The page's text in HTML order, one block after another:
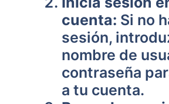
cuenta: Si no
sesión,
nombre de
contraseña
a tu cuenta.